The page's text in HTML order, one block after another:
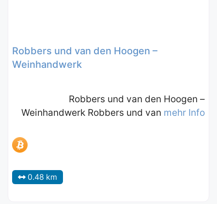
Robbers und van den Hoogen –
Weinhandwerk
Robbers und van den Hoogen –
Weinhandwerk Robbers und van mehr Info
0.48 km